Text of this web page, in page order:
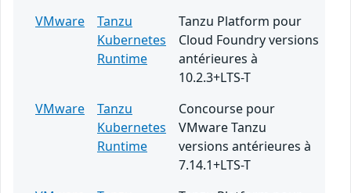
VMware
Tanzu
Kubernetes
Runtime
Tanzu Platform pour
Cloud Foundry versions
antérieures à
10.2.3+LTS-T
VMware
Tanzu
Kubernetes
Runtime
Concourse pour
VMware Tanzu
versions antérieures à
7.14.1+LTS-T